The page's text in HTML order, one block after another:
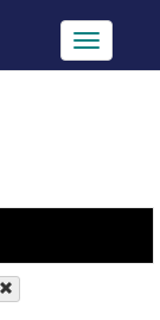
Toggle
navigation